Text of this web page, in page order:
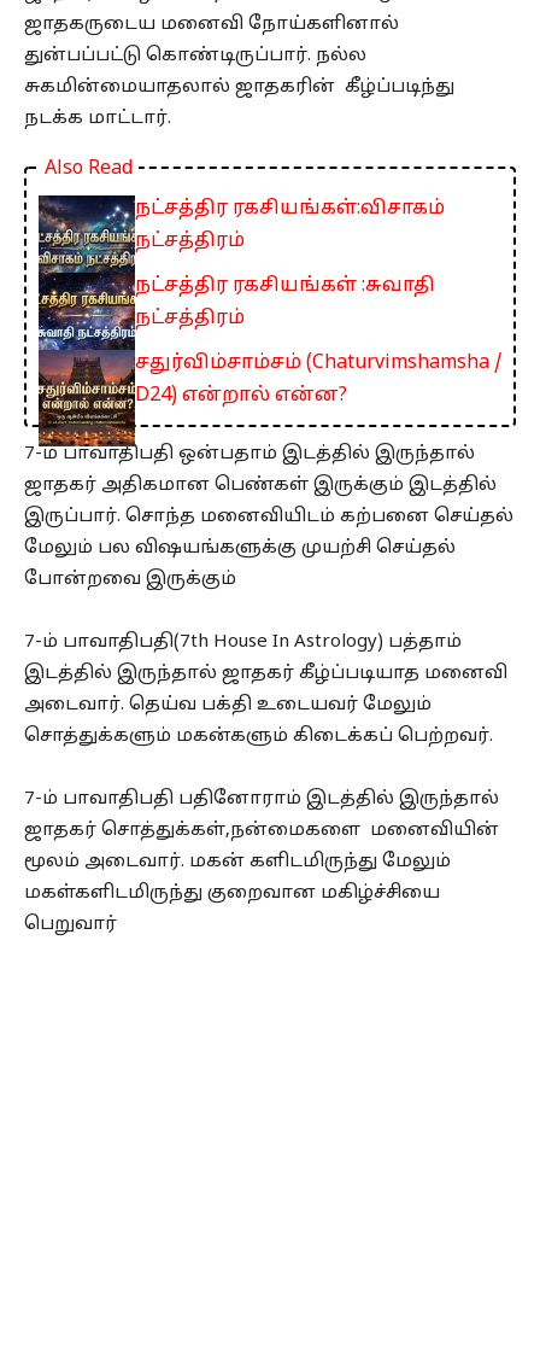
ஜாதகருடைய மனைவி நோய்களினால்
துன்பப்பட்டு கொண்டிருப்பார். நல்ல
சுகமின்மையாதலால் ஜாதகரின் கீழ்ப்படிந்து
நடக்க மாட்டார்.
Also Read
நட்சத்திர ரகசியங்கள்:விசாகம்
நட்சத்திரம்
நட்சத்திர ரகசியங்கள் :சுவாதி
நட்சத்திரம்
சதுர்விம்சாம்சம் (Chaturvimshamsha /
D24) என்றால் என்ன?
7-ம் பாவாதிபதி ஒன்பதாம் இடத்தில் இருந்தால்
ஜாதகர் அதிகமான பெண்கள் இருக்கும் இடத்தில்
இருப்பார். சொந்த மனைவியிடம் கற்பனை செய்தல்
மேலும் பல விஷயங்களுக்கு முயற்சி செய்தல்
போன்றவை இருக்கும்
7-ம் பாவாதிபதி(7th House In Astrology) பத்தாம்
இடத்தில் இருந்தால் ஜாதகர் கீழ்ப்படியாத மனைவி
அடைவார். தெய்வ பக்தி உடையவர் மேலும்
சொத்துக்களும் மகன்களும் கிடைக்கப் பெற்றவர்.
7-ம் பாவாதிபதி பதினோராம் இடத்தில் இருந்தால்
ஜாதகர் சொத்துக்கள்,நன்மைகளை மனைவியின்
மூலம் அடைவார். மகன் களிடமிருந்து மேலும்
மகள்களிடமிருந்து குறைவான மகிழ்ச்சியை
பெறுவார்